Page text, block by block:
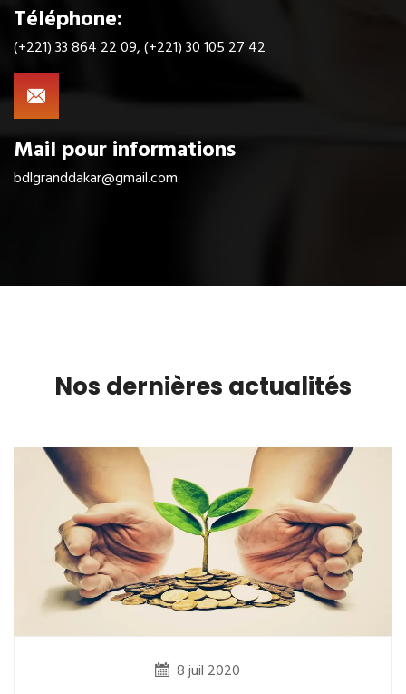
Téléphone:
(+221) 33 864 22 09, (+221) 30 105 27 42
Mail pour informations
bdlgranddakar@gmail.com
Nos dernières actualités
8 juil 2020